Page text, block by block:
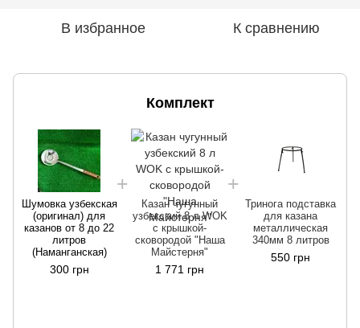
В избранное К сравнению
Комплект
Шумовка узбекская
(оригинал) для
казанов от 8 до 22
литров
(Наманганская)
300 грн
Казан чугунный
узбекский 8 л WOK
с крышкой-
сковородой "Наша
Майстерня"
1 771 грн
Тринога подставка
для казана
металлическая
340мм 8 литров
550 грн